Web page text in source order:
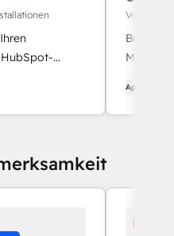
Von
Buchen
App